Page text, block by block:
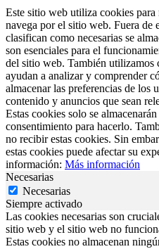
Este sitio web utiliza cookies
navega por el sitio web. Fuera de
clasifican como necesarias se
son esenciales para el
del sitio web. También utilizamos
ayudan a analizar y comprender
almacenar las preferencias de los
contenido y anuncios que sean
Estas cookies solo se
consentimiento para hacerlo.
no recibir estas cookies. Sin
estas cookies puede afectar su
información: Más información
Necesarias
Necesarias
Siempre activado
Las cookies necesarias son
sitio web y el sitio web no
Estas cookies no almacenan